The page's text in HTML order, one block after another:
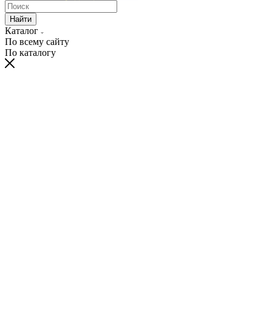
Найти
Каталог
По всему сайту
По каталогу